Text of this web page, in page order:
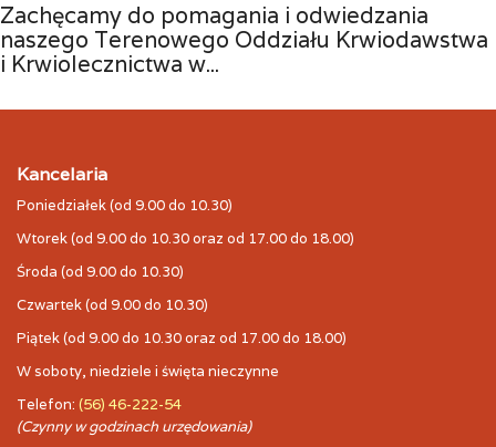
Zachęcamy do pomagania i odwiedzania
naszego Terenowego Oddziału Krwiodawstwa
i Krwiolecznictwa w...
Kancelaria
Poniedziałek (od 9.00 do 10.30)
Wtorek (od 9.00 do 10.30 oraz od 17.00 do 18.00)
Środa (od 9.00 do 10.30)
Czwartek (od 9.00 do 10.30)
Piątek (od 9.00 do 10.30 oraz od 17.00 do 18.00)
W soboty, niedziele i święta nieczynne
Telefon: (56) 46-222-54
(Czynny w godzinach urzędowania)